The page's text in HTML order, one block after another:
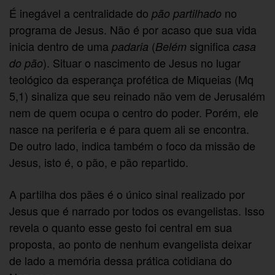
É inegável a centralidade dopão partilhado no
programa de Jesus. Não é por acaso que sua vida
inicia dentro de umapadaria (Belém significacasa
do pão). Situar o nascimento de Jesus no lugar
teológico da esperança profética de Miqueias (Mq
5,1) sinaliza que seu reinado não vem de Jerusalém
nem de quem ocupa o centro do poder. Porém, ele
nasce na periferia e é para quem ali se encontra.
De outro lado, indica também o foco da missão de
Jesus, isto é, o pão, e pão repartido.
A partilha dos pães é o único sinal realizado por
Jesus que é narrado por todos os evangelistas. Isso
revela o quanto esse gesto foi central em sua
proposta, ao ponto de nenhum evangelista deixar
de lado a memória dessa prática cotidiana do